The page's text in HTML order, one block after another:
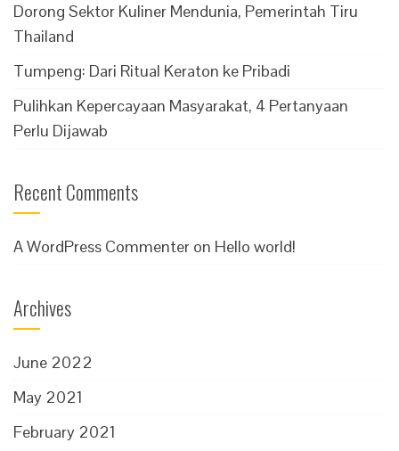
Dorong Sektor Kuliner Mendunia, Pemerintah Tiru
Thailand
Tumpeng: Dari Ritual Keraton ke Pribadi
Pulihkan Kepercayaan Masyarakat, 4 Pertanyaan
Perlu Dijawab
Recent Comments
A WordPress Commenter on Hello world!
Archives
June 2022
May 2021
February 2021